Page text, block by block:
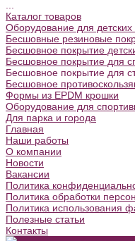
Каталог товаров
Оборудование для
Бесшовные резиновые
Бесшовное покрытие
Бесшовное покрытие для
Бесшовное покрытие для
Бесшовное
Формы из EPDM крошки
Оборудование для
Для парка и города
Главная
Наши работы
О компании
Новости
Вакансии
Политика
Политика обработки
Политика использования
Полезные статьи
Контакты